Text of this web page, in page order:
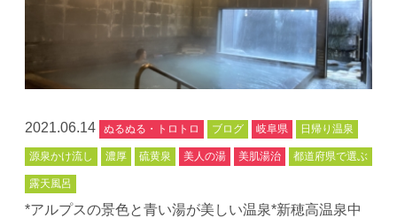
2021.06.14 ぬるぬる・トロトロ ブログ 岐阜県 日帰り温泉
源泉かけ流し 濃厚 硫黄泉 美人の湯 美肌湯治 都道府県で選ぶ
露天風呂
*アルプスの景色と青い湯が美しい温泉*新穂高温泉中